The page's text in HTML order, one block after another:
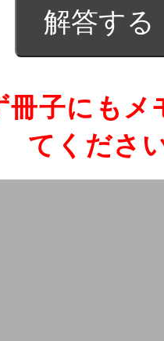
子にもメ
てくださ